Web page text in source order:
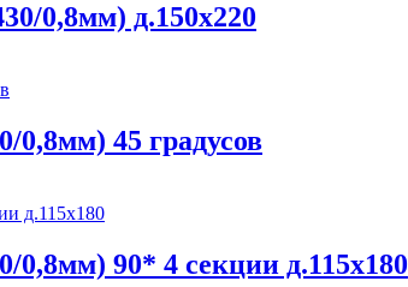
0,8мм) д.150х220
45 градусов
90* 4 секции д.115х180